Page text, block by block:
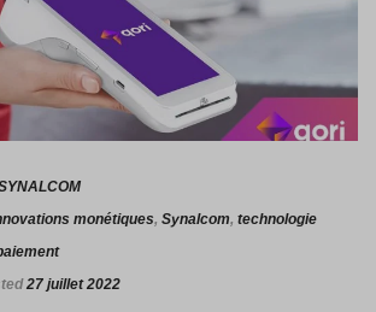
monétiques, Synalcom, technologie
27 juillet 2022